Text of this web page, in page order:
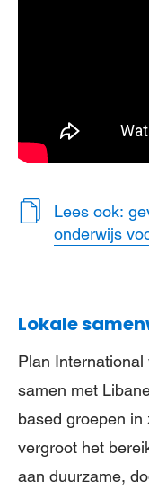
Lees ook:
onderwijs
Lokale
Plan
samen met
based groepen in
vergroot het
aan duurzame,